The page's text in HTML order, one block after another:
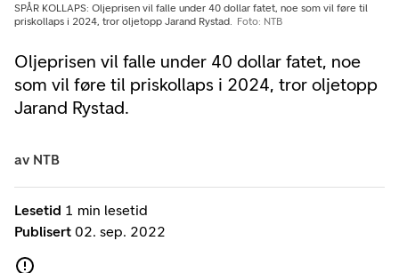
Oljeprisen vil falle under 40 dollar fatet, noe
som vil føre til priskollaps i 2024, tror oljetopp
Jarand Rystad.
SPÅR KOLLAPS: Oljeprisen vil falle under 40 dollar fatet, noe som vil føre til
priskollaps i 2024, tror oljetopp Jarand Rystad.
Foto: NTB
Lesetid 1 min lesetid
Publisert 02. sep. 2022
av NTB